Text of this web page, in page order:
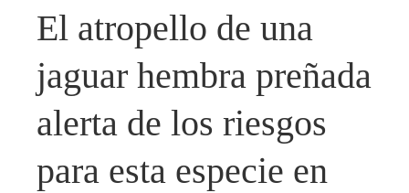
El atropello de una
jaguar hembra preñada
alerta de los riesgos
para esta especie en